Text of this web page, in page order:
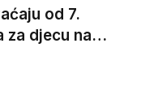
od 7.
za djecu na
veće kazne